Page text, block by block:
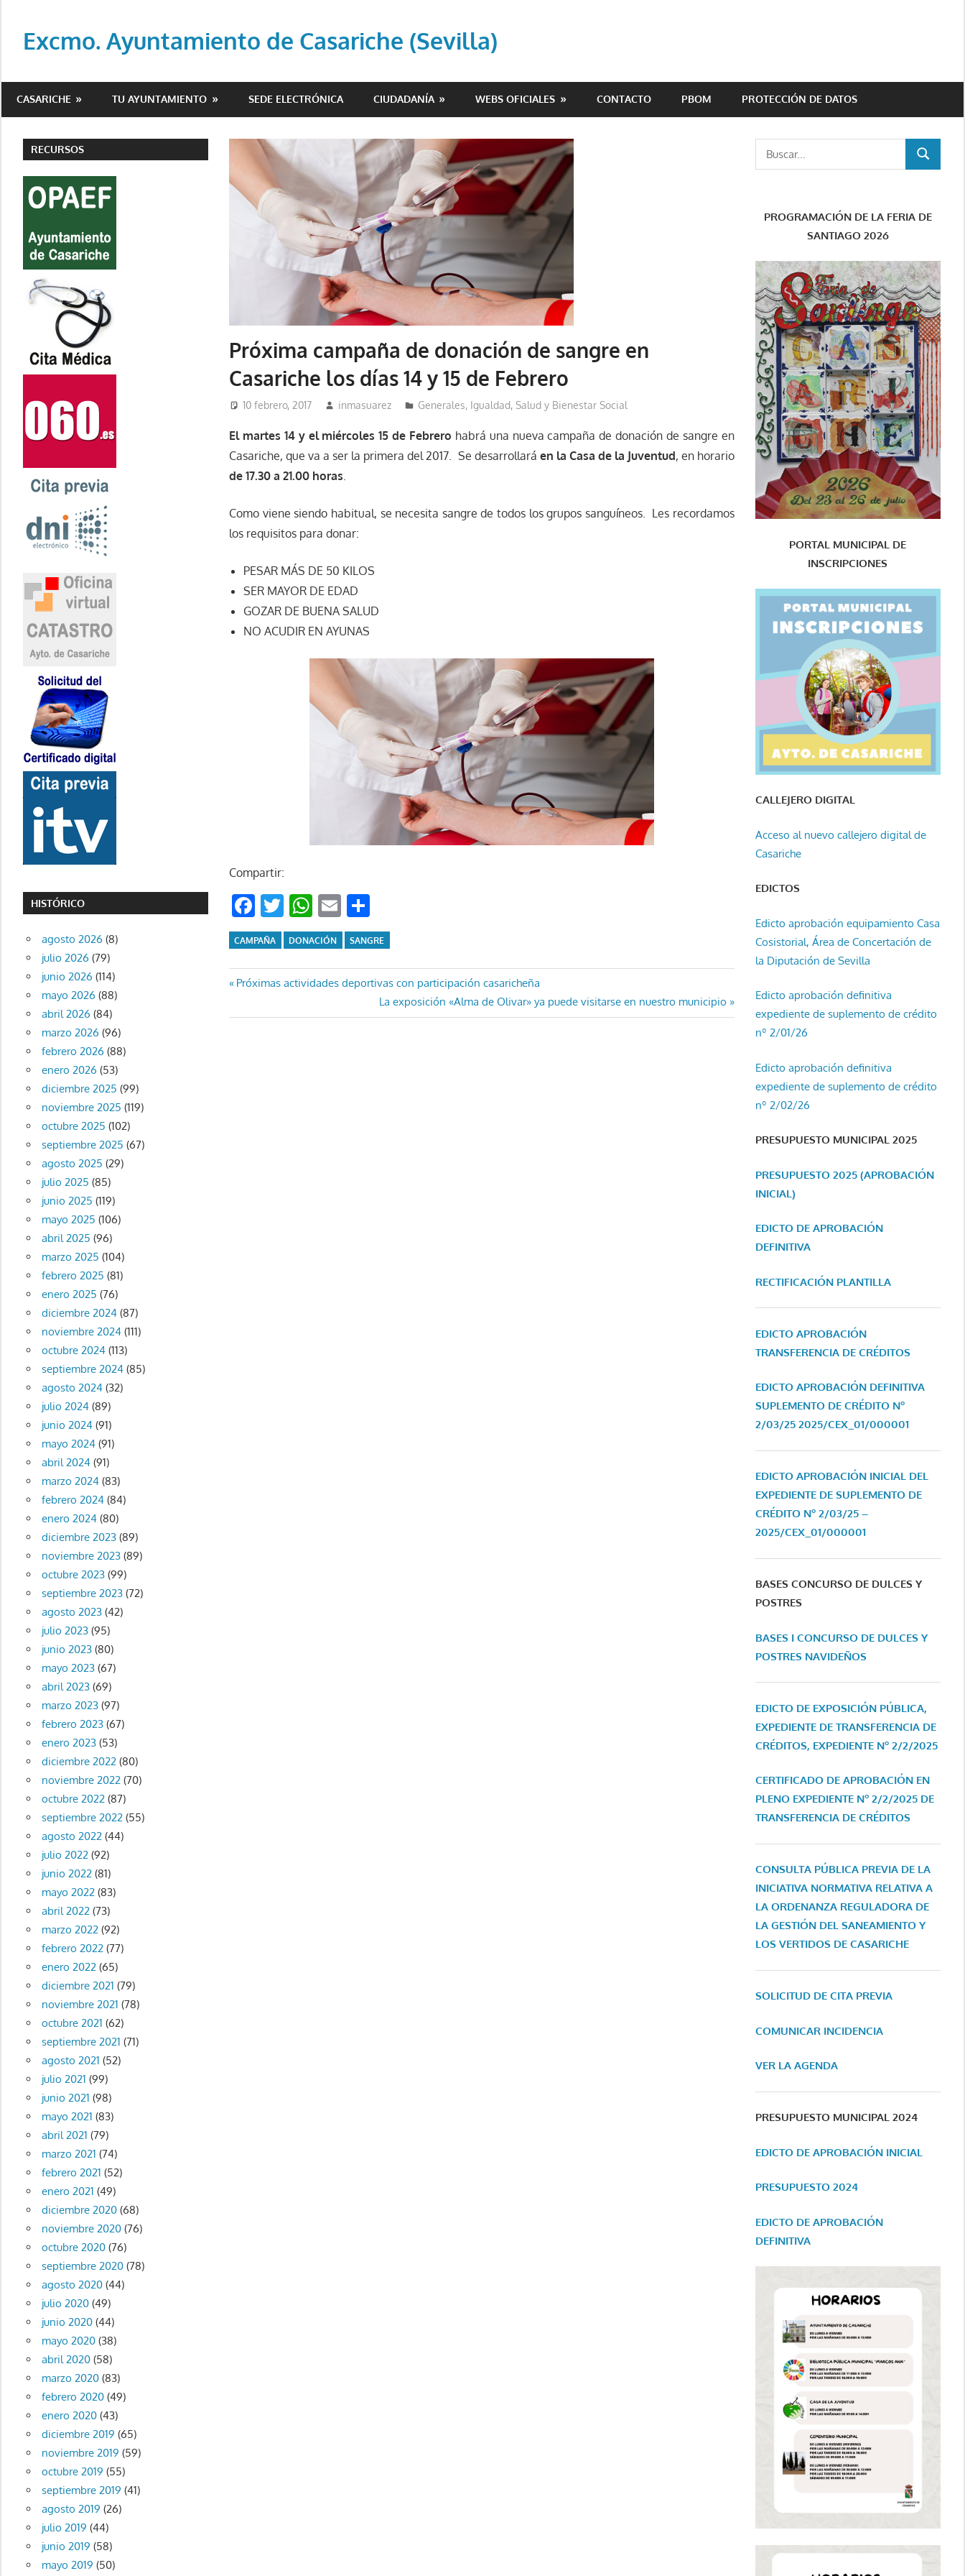
contenido
Excmo. Ayuntamiento de Casariche (Sevilla)
del
de
Casariche
CASARICHE TU AYUNTAMIENTO SEDE ELECTRÓNICA CIUDADANÍA WEBS OFICIALES CONTACTO PBOM PROTECCIÓN DE DATOS
Próxima campaña de donación de sangre en
Casariche los días 14 y 15 de Febrero
10 febrero, 2017 inmasuarez Generales, Igualdad, Salud y Bienestar Social
El martes 14 y el miércoles 15 de Febrero habrá una nueva campaña de donación de sangre en
Casariche, que va a ser la primera del 2017. Se desarrollará en la Casa de la Juventud, en horario
de 17.30 a 21.00 horas
Como viene siendo habitual, se necesita sangre de todos los grupos sanguíneos. Les recordamos
los requisitos para donar:
PESAR MÁS DE 50 KILOS
SER MAYOR DE EDAD
GOZAR DE BUENA SALUD
NO ACUDIR EN AYUNAS
Compartir:
Facebook
Twitter
WhatsApp
Email
CAMPAÑA DONACIÓN SANGRE
Navegación
de
Entrada
Próximas actividades deportivas con participación casaricheña
Entrada
siguiente:
La exposición «Alma de Olivar» ya puede visitarse en nuestro municipio
RECURSOS
HISTÓRICO
agosto 2026 (8)
julio 2026 (79)
junio 2026 (114)
mayo 2026 (88)
abril 2026 (84)
marzo 2026 (96)
febrero 2026 (88)
enero 2026 (53)
diciembre 2025 (99)
noviembre 2025 (119)
octubre 2025 (102)
septiembre 2025 (67)
agosto 2025 (29)
julio 2025 (85)
junio 2025 (119)
mayo 2025 (106)
abril 2025 (96)
marzo 2025 (104)
febrero 2025 (81)
enero 2025 (76)
diciembre 2024(87)
noviembre 2024(111)
octubre 2024(113)
septiembre 2024(85)
agosto 2024(32)
julio 2024(89)
junio 2024(91)
mayo 2024(91)
abril 2024(91)
marzo 2024(83)
febrero 2024(84)
enero 2024(80)
diciembre 2023(89)
noviembre 2023(89)
octubre 2023(99)
septiembre 2023(72)
agosto 2023(42)
julio 2023(95)
junio 2023(80)
mayo 2023(67)
abril 2023(69)
marzo 2023(97)
febrero 2023(67)
enero 2023(53)
diciembre 2022(80)
noviembre 2022(70)
octubre 2022(87)
septiembre 2022(55)
agosto 2022(44)
julio 2022(92)
junio 2022(81)
mayo 2022(83)
abril 2022(73)
marzo 2022(92)
febrero 2022(77)
enero 2022(65)
diciembre 2021 (79)
noviembre 2021 (78)
octubre 2021 (62)
septiembre 2021 (71)
agosto 2021 (52)
julio 2021 (99)
junio 2021 (98)
mayo 2021 (83)
abril 2021 (79)
marzo 2021 (74)
febrero 2021 (52)
enero 2021 (49)
diciembre 2020(68)
noviembre 2020(76)
octubre 2020(76)
septiembre 2020(78)
agosto 2020(44)
julio 2020(49)
junio 2020(44)
mayo 2020(38)
abril 2020(58)
marzo 2020(83)
febrero 2020(49)
enero 2020(43)
diciembre 2019 (65)
noviembre 2019 (59)
octubre 2019 (55)
septiembre 2019 (41)
agosto 2019 (26)
julio 2019 (44)
junio 2019 (58)
mayo 2019 (50)
BUSCAR
PROGRAMACIÓN DE LA FERIA DE
SANTIAGO 2026
PORTAL MUNICIPAL DE
INSCRIPCIONES
CALLEJERO DIGITAL
Acceso al nuevo callejero digital de
Casariche
EDICTOS
Edicto aprobación equipamiento Casa
Cosistorial, Área de Concertación de
la Diputación de Sevilla
Edicto aprobación definitiva
expediente de suplemento de crédito
nº 2/01/26
Edicto aprobación definitiva
expediente de suplemento de crédito
nº 2/02/26
PRESUPUESTO MUNICIPAL 2025
PRESUPUESTO 2025 (APROBACIÓN
INICIAL)
EDICTO DE APROBACIÓN
DEFINITIVA
RECTIFICACIÓN PLANTILLA
EDICTO APROBACIÓN
TRANSFERENCIA DE CRÉDITOS
EDICTO APROBACIÓN DEFINITIVA
SUPLEMENTO DE CRÉDITO Nº
2/03/25 2025/CEX_01/000001
EDICTO APROBACIÓN INICIAL DEL
EXPEDIENTE DE SUPLEMENTO DE
CRÉDITO Nº 2/03/25 –
2025/CEX_01/000001
BASES CONCURSO DE DULCES Y
POSTRES
BASES I CONCURSO DE DULCES Y
POSTRES NAVIDEÑOS
EDICTO DE EXPOSICIÓN PÚBLICA,
EXPEDIENTE DE TRANSFERENCIA DE
CRÉDITOS, EXPEDIENTE Nº 2/2/2025
CERTIFICADO DE APROBACIÓN EN
PLENO EXPEDIENTE Nº 2/2/2025 DE
TRANSFERENCIA DE CRÉDITOS
CONSULTA PÚBLICA PREVIA DE LA
INICIATIVA NORMATIVA RELATIVA A
LA ORDENANZA REGULADORA DE
LA GESTIÓN DEL SANEAMIENTO Y
LOS VERTIDOS DE CASARICHE
SOLICITUD DE CITA PREVIA
COMUNICAR INCIDENCIA
VER LA AGENDA
PRESUPUESTO MUNICIPAL 2024
EDICTO DE APROBACIÓN INICIAL
PRESUPUESTO 2024
EDICTO DE APROBACIÓN
DEFINITIVA